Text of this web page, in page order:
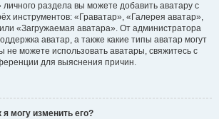
раздела вы можете добавить аватару с
инструментов: «Граватар», «Галерея аватар»,
«Загружаемая аватара». От администратора
аватар, а также какие типы аватар могут
не можете использовать аватары, свяжитесь с
для выяснения причин.
я могу изменить его?